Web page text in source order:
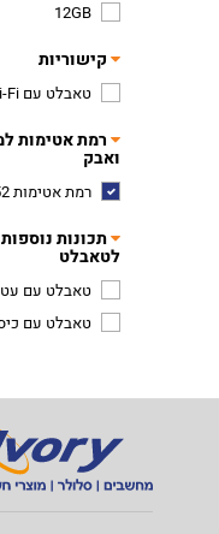
12GB
קישוריות
טאבלט עם Wi-Fi
רמת אטימות
ואבק
רמת אטימות IP52
תכונות נוספות
לטאבלט
טאבלט עם עט
טאבלט עם